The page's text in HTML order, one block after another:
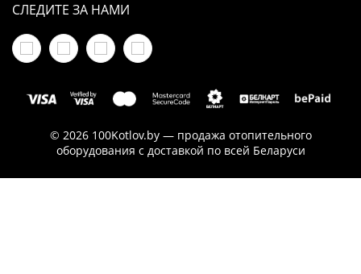
СЛЕДИТЕ ЗА НАМИ
© 2026 100Kotlov.by — продажа отопительного
оборудования с доставкой по всей Беларуси